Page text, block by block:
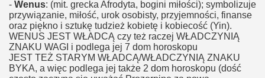
- Wenus: (mit. grecka Afrodyta, bogini miłości); symbolizuje
przywiązanie, miłość, urok osobisty, przyjemności, finanse
oraz piękno i sztukę tudzież kobietę i kobiecość (Yin).
WENUS JEST WŁADCĄ czy też raczej WŁADCZYNIĄ
ZNAKU WAGI i podlega jej 7 dom horoskopu
JEST TEŻ STARYM WŁADCĄ/WŁADCZYNIĄ ZNAKU
BYKA, a więc podlega jej także 2 dom horoskopu (dość